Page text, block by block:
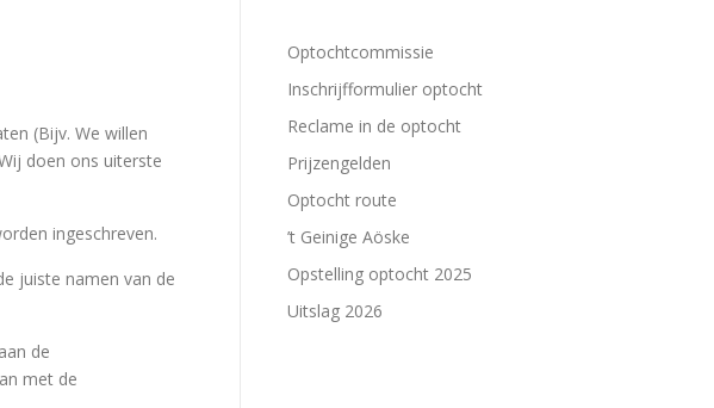
(Bijv. We willen
doen ons uiterste
ingeschreven.
juiste namen van de
de
met de
Optochtcommissie
Inschrijfformulier optocht
Reclame in de optocht
Prijzengelden
Optocht route
’t Geinige Aöske
Opstelling optocht 2025
Uitslag 2026